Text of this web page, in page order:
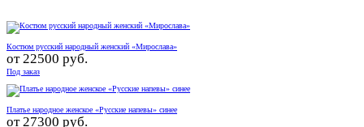
Костюм русский народный женский «Мирослава»
от22500 руб.
Под заказ
Платье народное женское «Русские напевы» синее
от27300 руб.